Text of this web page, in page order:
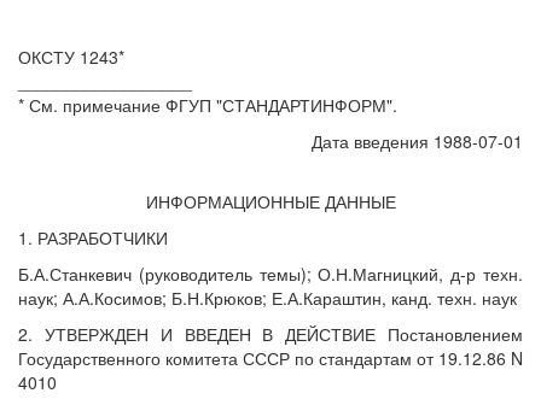
ОКСТУ 1243*
* См. примечание ФГУП "СТАНДАРТИНФОРМ".
Дата введения 1988-07-01
ИНФОРМАЦИОННЫЕ ДАННЫЕ
1. РАЗРАБОТЧИКИ
Б.А.Станкевич (руководитель темы); О.Н.Магницкий, д-р техн.
наук; А.А.Косимов; Б.Н.Крюков; Е.А.Караштин, канд. техн. наук
2. УТВЕРЖДЕН И ВВЕДЕН В ДЕЙСТВИЕ Постановлением
Государственного комитета СССР по стандартам от 19.12.86 N
4010